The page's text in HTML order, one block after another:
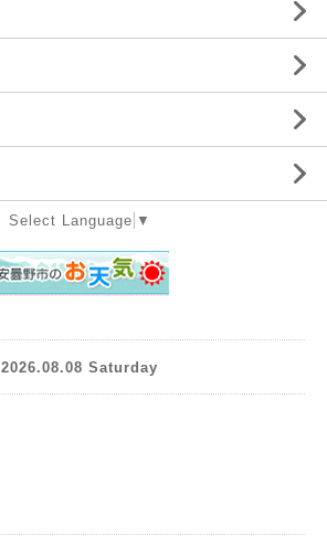
Select Language ▼
2026.08.08 Saturday